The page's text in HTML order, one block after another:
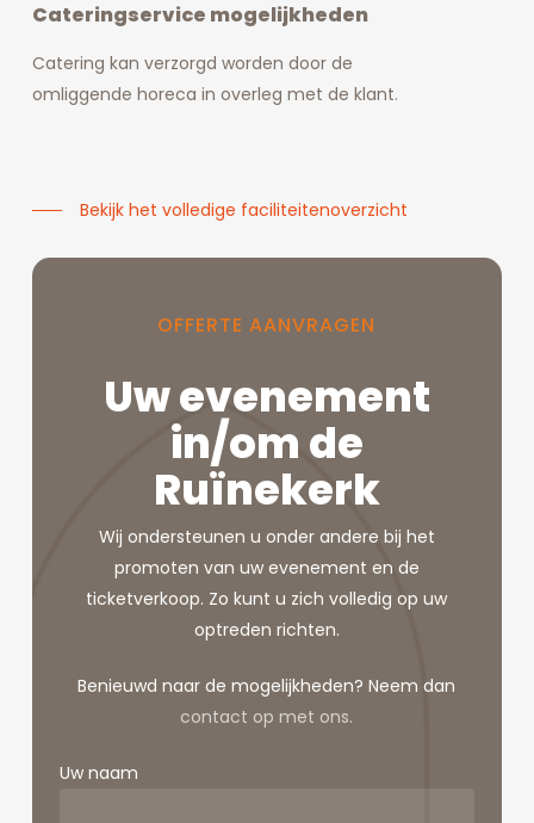
Cateringservice mogelijkheden
Catering kan verzorgd worden door de
omliggende horeca in overleg met de klant.
Bekijk het volledige faciliteitenoverzicht
OFFERTE AANVRAGEN
Uw evenement
in/om de
Ruïnekerk
Wij ondersteunen u onder andere bij het
promoten van uw evenement en de
ticketverkoop. Zo kunt u zich volledig op uw
optreden richten.
Benieuwd naar de mogelijkheden? Neem dan
contact op met ons.
Uw naam